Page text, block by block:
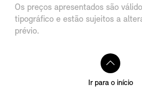
Os preços apresentados são
tipográfico e estão sujeitos a
prévio.
Ir para o início